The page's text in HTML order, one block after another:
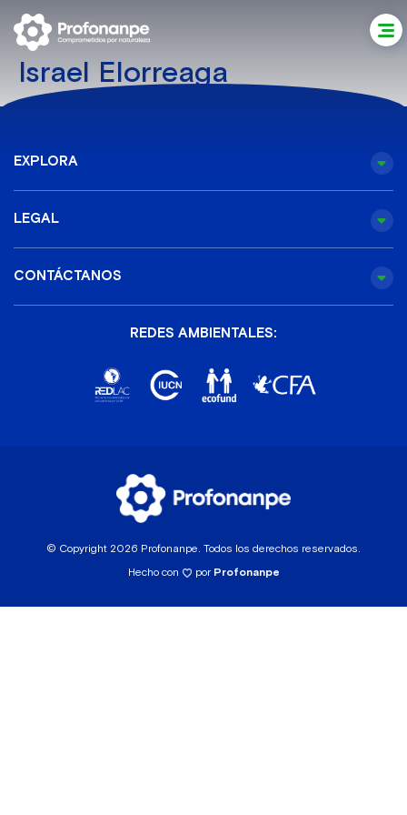
Israel Elorreaga
EXPLORA
LEGAL
CONTÁCTANOS
REDES AMBIENTALES:
© Copyright 2026 Profonanpe. Todos los derechos reservados.
Hecho con
por Profonanpe